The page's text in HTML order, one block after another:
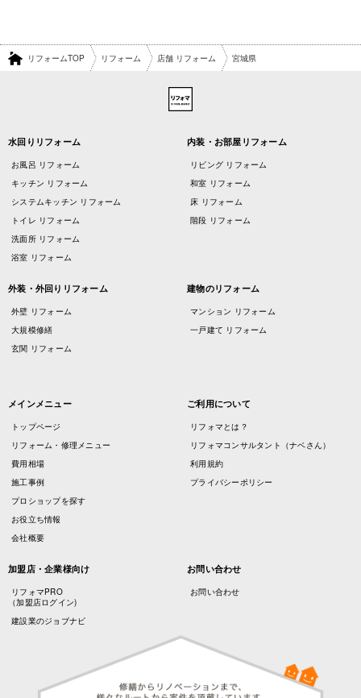
リフォームTOP リフォーム 店舗 リフォーム 宮城県
水回りリフォーム
お風呂 リフォーム
キッチン リフォーム
システムキッチン リフォーム
トイレ リフォーム
洗面所 リフォーム
浴室 リフォーム
内装・お部屋リフォーム
リビング リフォーム
和室 リフォーム
床 リフォーム
階段 リフォーム
外装・外回りリフォーム
外壁 リフォーム
大規模修繕
玄関 リフォーム
建物のリフォーム
マンション リフォーム
一戸建て リフォーム
メインメニュー
トップページ
リフォーム・修理メニュー
費用相場
施工事例
プロショップを探す
お役立ち情報
会社概要
ご利用について
リフォマとは？
リフォマコンサルタント（ナベさん）
利用規約
プライバシーポリシー
加盟店・企業様向け
リフォマPRO
（加盟店ログイン)
建設業のジョブナビ
お問い合わせ
お問い合わせ